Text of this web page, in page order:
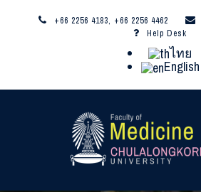
+66 2256 4183, +66 2256 4462
Help Desk
ไทย
English